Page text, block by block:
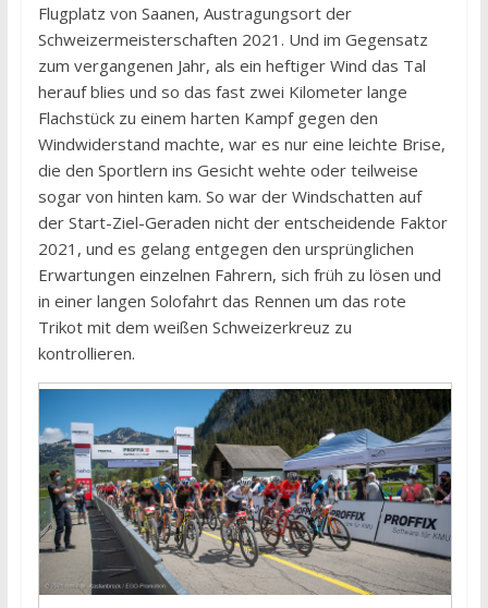
Flugplatz von Saanen, Austragungsort der
Schweizermeisterschaften 2021. Und im Gegensatz
zum vergangenen Jahr, als ein heftiger Wind das Tal
herauf blies und so das fast zwei Kilometer lange
Flachstück zu einem harten Kampf gegen den
Windwiderstand machte, war es nur eine leichte Brise,
die den Sportlern ins Gesicht wehte oder teilweise
sogar von hinten kam. So war der Windschatten auf
der Start-Ziel-Geraden nicht der entscheidende Faktor
2021, und es gelang entgegen den ursprünglichen
Erwartungen einzelnen Fahrern, sich früh zu lösen und
in einer langen Solofahrt das Rennen um das rote
Trikot mit dem weißen Schweizerkreuz zu
kontrollieren.